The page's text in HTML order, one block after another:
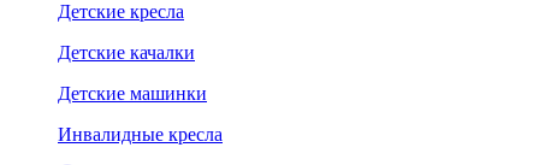
Детские кресла
Детские качалки
Детские машинки
Инвалидные кресла